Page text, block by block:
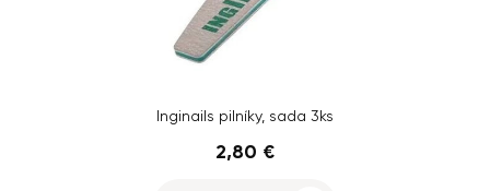
Inginails pilníky, sada 3ks
2,80 €